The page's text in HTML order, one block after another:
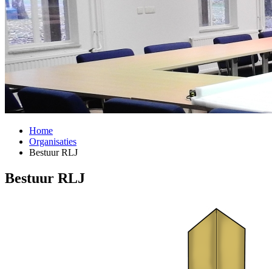
Home
Organisaties
Bestuur RLJ
Bestuur RLJ